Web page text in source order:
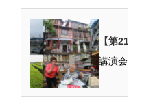
【第21
講演会「